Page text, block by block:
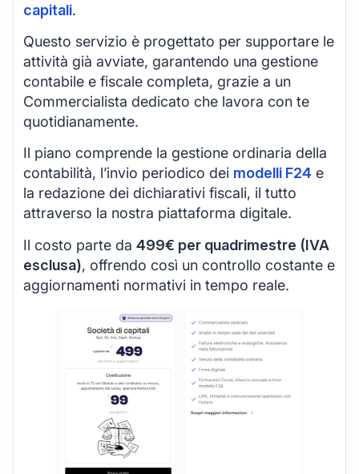
capitali.
Questo servizio è progettato per supportare le
attività già avviate, garantendo una gestione
contabile e fiscale completa, grazie a un
Commercialista dedicato che lavora con te
quotidianamente.
Il piano comprende la gestione ordinaria della
contabilità, l’invio periodico dei modelli F24 e
la redazione dei dichiarativi fiscali, il tutto
attraverso la nostra piattaforma digitale.
Il costo parte da 499€ per quadrimestre (IVA
esclusa), offrendo così un controllo costante e
aggiornamenti normativi in tempo reale.